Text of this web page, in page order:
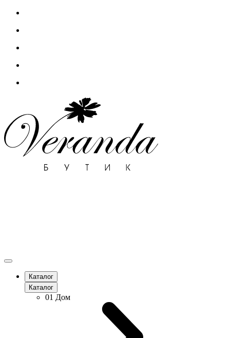
Каталог
Каталог
01 Дом